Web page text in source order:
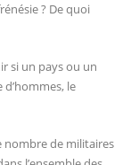
? De quoi
si un pays ou un
le
nombre de militaires